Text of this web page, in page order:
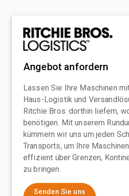
Angebot anfordern
Lassen Sie Ihre Maschinen
Haus-Logistik und
Ritchie Bros. dorthin liefern,
benötigen. Mit unserem
kümmern wir uns um jeden
Transports, um Ihre
effizient über Grenzen,
zu bringen.
Senden Sie uns